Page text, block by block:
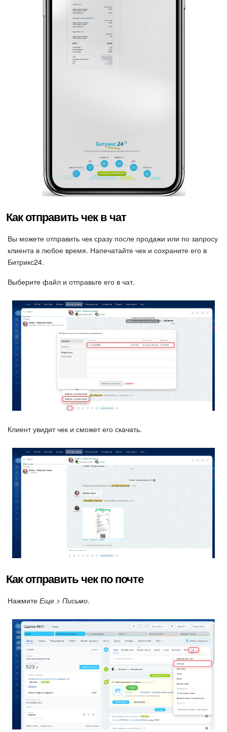
Как отправить чек в чат
Вы можете отправить чек сразу после продажи или по запросу
клиента в любое время. Напечатайте чек и сохраните его в
Битрикс24.
Выберите файл и отправьте его в чат.
Клиент увидит чек и сможет его скачать.
Как отправить чек по почте
Нажмите Еще > Письмо.